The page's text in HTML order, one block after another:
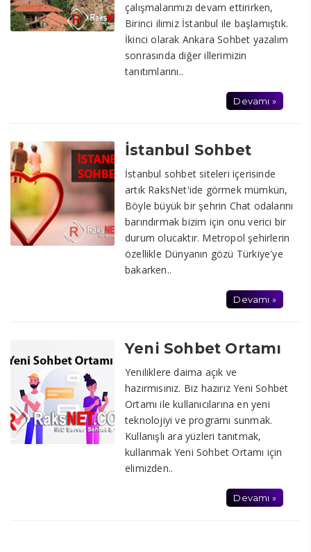
çalışmalarımızı devam ettirirken,
Birinci ilimiz İstanbul ile başlamıştık.
İkinci olarak Ankara Sohbet yazalım
sonrasında diğer illerimizin
tanıtımlarını..
Devamı »
İstanbul Sohbet
İstanbul sohbet siteleri içerisinde
artık RaksNet'ide görmek mümkün,
Böyle büyük bir şehrin Chat odalarını
barındırmak bizim için onu verici bir
durum olucaktır. Metropol şehirlerin
özellikle Dünyanın gözü Türkiye'ye
bakarken..
Devamı »
Yeni Sohbet Ortamı
Yeniliklere daima açık ve
hazırmısınız. Biz hazırız Yeni Sohbet
Ortamı ile kullanıcılarına en yeni
teknolojiyi ve programı sunmak.
Kullanışlı ara yüzleri tanıtmak,
kullanmak Yeni Sohbet Ortamı için
elimizden..
Devamı »